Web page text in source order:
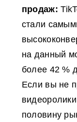
продаж:
стали
на данный
более 42 %
Если вы не
половину